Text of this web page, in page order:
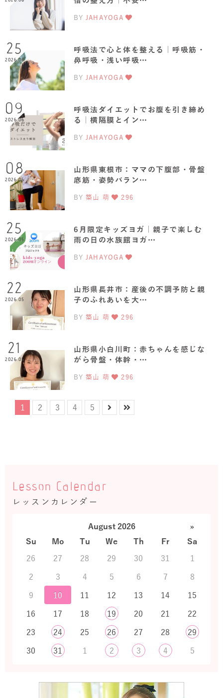
BY JAHAYOGA
25
2026.06
呼吸法で心と体を整える｜呼吸筋・
鼻呼吸・浅い呼吸…
BY JAHAYOGA
09
2026.06
呼吸法ダイエットでお腹を引き締め
る｜横隔膜とイン…
BY JAHAYOGA
08
2026.06
山形県東根市：ママの下腹部・骨盤
底筋・姿勢バラン…
BY 築山 萌 296
25
2026.05
6月限定キッズヨガ｜親子で楽しむ
雨の日の水族館ヨガ…
BY JAHAYOGA
22
2026.05
山形県長井市：産後の不調予防と親
子のふれあいを大…
BY 築山 萌 296
21
2026.05
山形県小白川町：赤ちゃんを感じな
がら骨盤・体幹・…
BY 築山 萌 296
1 2 3 4 5
Lesson Calendar
レッスンカレンダー
August 2026
»
Su
Mo Tu We Th Fr
Sa
26
27 28 29 30 31
1
2
3 4 5 6 7
8
9
10 11 12 13 14
15
16
17 18 19 20 21
22
23
24 25 26 27 28
29
30
31 1 2 3 4 5